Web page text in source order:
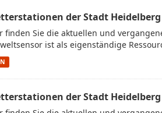
der Stadt
finden Sie die aktuellen und
ist als eigenständige
der Stadt